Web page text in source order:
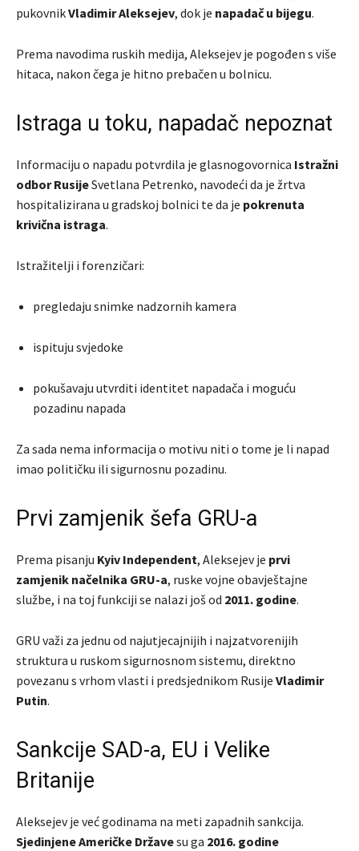
pukovnikVladimir Aleksejev, dok je napadač u bijegu.
Prema navodima ruskih medija, Aleksejev je pogođen s više
hitaca, nakon čega je hitno prebačen u bolnicu.
Istraga u toku, napadač nepoznat
Informaciju o napadu potvrdila je glasnogovornica Istražni
odbor RusijeSvetlana Petrenko, navodeći da je žrtva
hospitalizirana u gradskoj bolnici te da je pokrenuta
krivična istraga.
Istražitelji i forenzičari:
pregledaju snimke nadzornih kamera
ispituju svjedoke
pokušavaju utvrditi identitet napadača i moguću
pozadinu napada
Za sada nema informacija o motivu niti o tome je li napad
imao političku ili sigurnosnu pozadinu.
Prvi zamjenik šefa GRU-a
Prema pisanju Kyiv Independent, Aleksejev je prvi
zamjenik načelnika GRU-a, ruske vojne obavještajne
službe, i na toj funkciji se nalazi još od 2011. godine.
GRU važi za jednu od najutjecajnijih i najzatvorenijih
struktura u ruskom sigurnosnom sistemu, direktno
povezanu s vrhom vlasti i predsjednikom Rusije Vladimir
Putin.
Sankcije SAD-a, EU i Velike
Britanije
Aleksejev je već godinama na meti zapadnih sankcija.
Sjedinjene Američke Državesu ga 2016. godine